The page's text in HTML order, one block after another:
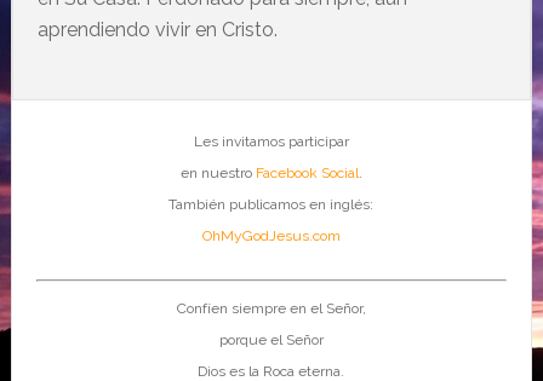
aprendiendo vivir en Cristo.
Les invitamos participar
en nuestro Facebook Social.
También publicamos en inglés:
OhMyGodJesus.com
Confíen siempre en el Señor,
porque el Señor
Dios es la Roca eterna.